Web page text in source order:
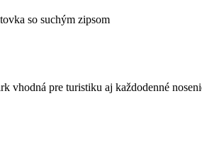
so suchým zipsom
vhodná pre turistiku aj každodenné